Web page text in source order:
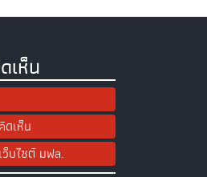
เห็น
ดเห็น
ว็บไซต์ มฟล.